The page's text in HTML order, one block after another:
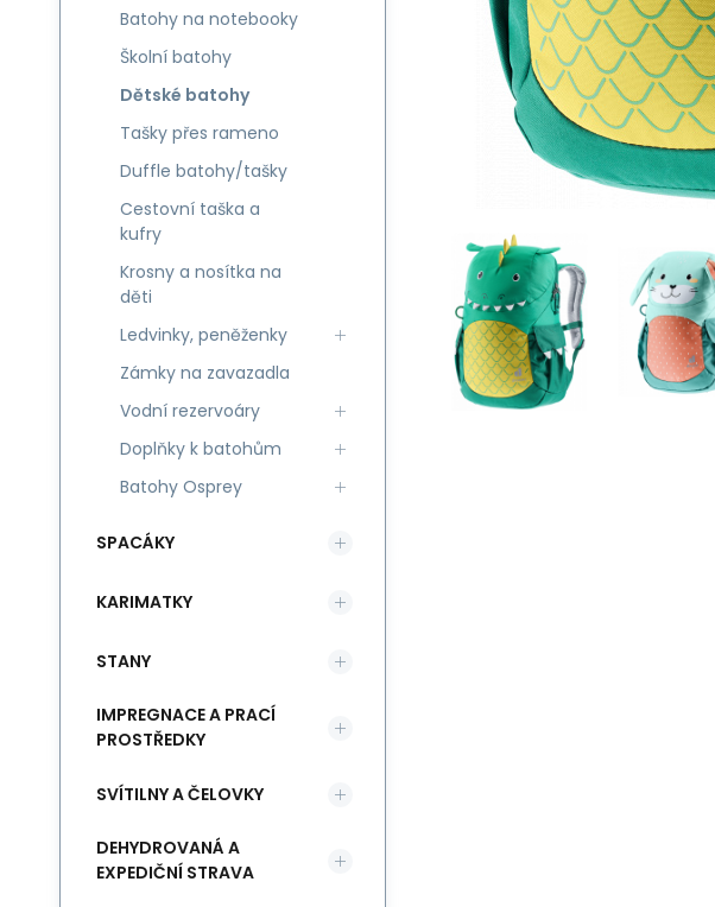
Batohy na notebooky
Školní batohy
Dětské batohy
Tašky přes rameno
Duffle batohy/tašky
Cestovní taška a
kufry
Krosny a nosítka na
děti
Ledvinky, peněženky
Zámky na zavazadla
Vodní rezervoáry
Doplňky k batohům
Batohy Osprey
SPACÁKY
KARIMATKY
STANY
IMPREGNACE A PRACÍ
PROSTŘEDKY
SVÍTILNY A ČELOVKY
DEHYDROVANÁ A
EXPEDIČNÍ STRAVA